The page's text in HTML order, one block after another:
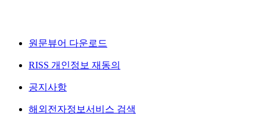
원문뷰어 다운로드
RISS 개인정보 재동의
공지사항
해외전자정보서비스 검색